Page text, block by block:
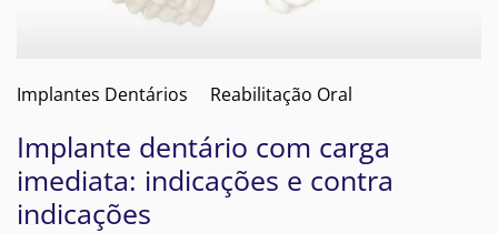
Implantes Dentários Reabilitação Oral
Implante dentário com carga
imediata: indicações e contra
indicações